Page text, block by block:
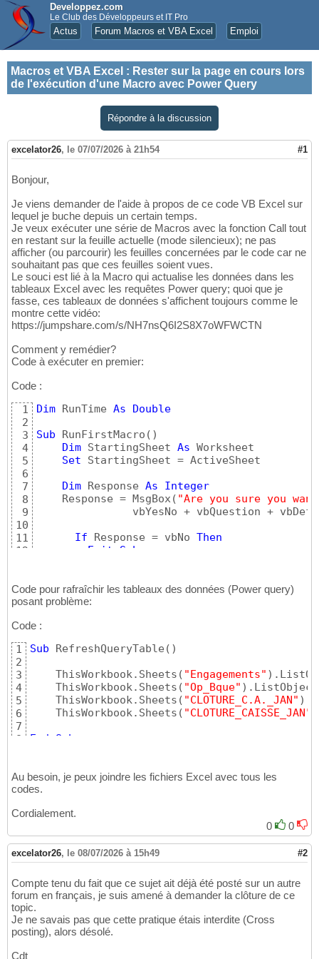
Developpez.com
Le Club des Développeurs et IT Pro
Actus Forum Macros et VBA Excel Emploi
Macros et VBA Excel : Rester sur la page en cours lors
de l'exécution d'une Macro avec Power Query
Répondre à la discussion
excelator26, le 07/07/2026 à 21h54 #1
Bonjour,
Je viens demander de l'aide à propos de ce code VB Excel sur
lequel je buche depuis un certain temps.
Je veux exécuter une série de Macros avec la fonction Call tout
en restant sur la feuille actuelle (mode silencieux); ne pas
afficher (ou parcourir) les feuilles concernées par le code car ne
souhaitant pas que ces feuilles soient vues.
Le souci est lié à la Macro qui actualise les données dans les
tableaux Excel avec les requêtes Power query; quoi que je
fasse, ces tableaux de données s'affichent toujours comme le
montre cette vidéo:
https://jumpshare.com/s/NH7nsQ6I2S8X7oWFWCTN
Comment y remédier?
Code à exécuter en premier:
Code :
1
2
3
4
5
6
7
8
9
10
11
12
15
16
18
19
20
21
22
23
24
25
26
30
31
Dim RunTime As
Double
Sub RunFirstMacro ( )
Dim StartingSheet As Worksheet
Set StartingSheet = ActiveSheet
Dim Response As
Integer
    Response = MsgBox
( "Are you sure you
vbYesNo + vbQuestion +
If Response = vbNo Then
Exit
Sub
    Application.ScreenUpdating =
False
Call RefreshQueryTable
Call InsertionSommeSiEnsPAYFssJAN
    StartingSheet.Activate
Set StartingSheet = Nothing
    MsgBox
"First macro has finished! Le
     Application.ScreenUpdating =
True
End
Code pour rafraîchir les tableaux des données (Power query)
posant problème:
Code :
1
2
3
4
5
6
7
8
Sub RefreshQueryTable ( )
    ThisWorkbook.Sheets
( "Engagements" )
    ThisWorkbook.Sheets
( "Op_Bque" )
    ThisWorkbook.Sheets
( "CLOTURE_C.A._JAN" )
    ThisWorkbook.Sheets
( "CLOTURE_CAISSE_JAN"
End
Sub
Au besoin, je peux joindre les fichiers Excel avec tous les
codes.
Cordialement.
0
0
excelator26, le 08/07/2026 à 15h49 #2
Compte tenu du fait que ce sujet ait déjà été posté sur un autre
forum en français, je suis amené à demander la clôture de ce
topic.
Je ne savais pas que cette pratique étais interdite (Cross
posting), alors désolé.
Cdt